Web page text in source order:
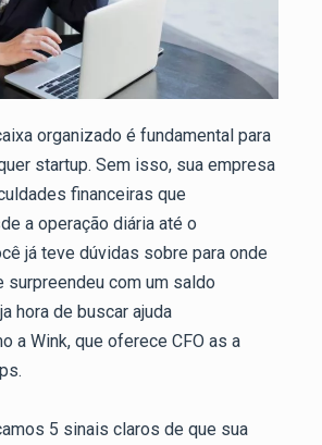
organizado é fundamental para
startup. Sem isso, sua empresa
financeiras que
a operação diária até o
já teve dúvidas sobre para onde
surpreendeu com um saldo
hora de buscar ajuda
a Wink, que oferece CFO as a
5 sinais claros de que sua